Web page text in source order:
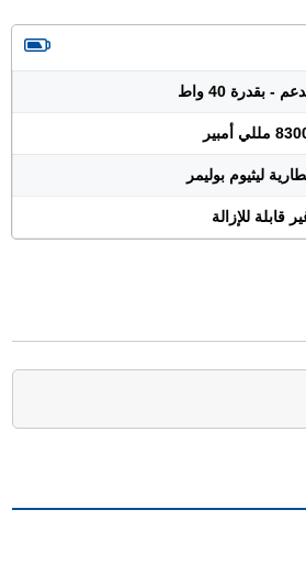
- بقدرة 40 واط
مللي أمبير
ليثيوم بوليمر
قابلة للإزالة